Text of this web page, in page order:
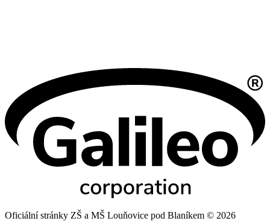
Oficiální stránky ZŠ a MŠ Louňovice pod Blaníkem © 2026